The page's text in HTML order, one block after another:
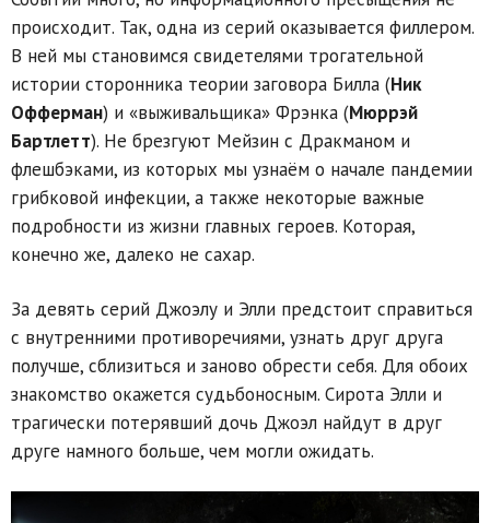
происходит. Так, одна из серий оказывается филлером.
В ней мы становимся свидетелями трогательной
истории сторонника теории заговора Билла (Ник
Офферман) и «выживальщика» Фрэнка (Мюррэй
Бартлетт). Не брезгуют Мейзин с Дракманом и
флешбэками, из которых мы узнаём о начале пандемии
грибковой инфекции, а также некоторые важные
подробности из жизни главных героев. Которая,
конечно же, далеко не сахар.
За девять серий Джоэлу и Элли предстоит справиться
с внутренними противоречиями, узнать друг друга
получше, сблизиться и заново обрести себя. Для обоих
знакомство окажется судьбоносным. Сирота Элли и
трагически потерявший дочь Джоэл найдут в друг
друге намного больше, чем могли ожидать.